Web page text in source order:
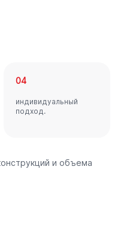
04
индивидуальный
подход.
и объема